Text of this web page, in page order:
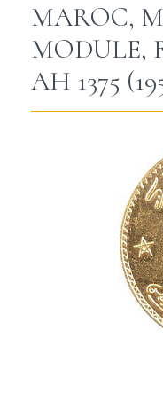
MAROC,
MODULE,
AH 1375